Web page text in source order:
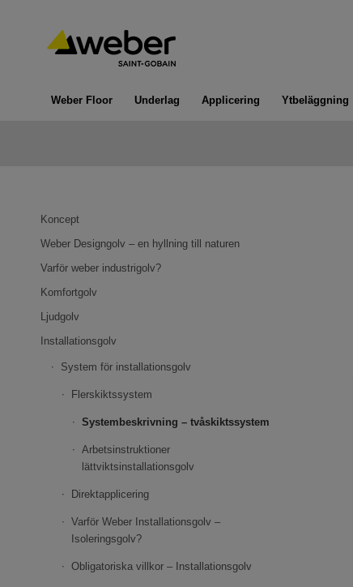
Weber Floor Underlag Applicering Ytbeläggning
Koncept
Weber Designgolv – en hyllning till naturen
Varför weber industrigolv?
Komfortgolv
Ljudgolv
Installationsgolv
System för installationsgolv
Flerskiktssystem
Systembeskrivning – tvåskiktssystem
Arbetsinstruktioner
lättviktsinstallationsgolv
Direktapplicering
Varför Weber Installationsgolv –
Isoleringsgolv?
Obligatoriska villkor – Installationsgolv